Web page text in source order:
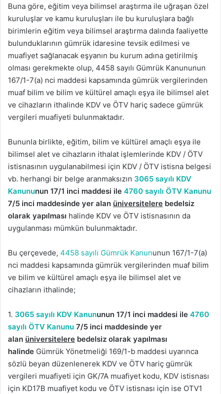
Buna göre, eğitim veya bilimsel araştırma ile uğraşan özel
kuruluşlar ve kamu kuruluşları ile bu kuruluşlara bağlı
birimlerin eğitim veya bilimsel araştırma dalında faaliyette
bulunduklarının gümrük idaresine tevsik edilmesi ve
muafiyet sağlanacak eşyanın bu kurum adına getirilmiş
olması gerekmekte olup, 4458 sayılı Gümrük Kanununun
167/1-7(a) nci maddesi kapsamında gümrük vergilerinden
muaf bilim ve bilim ve kültürel amaçlı eşya ile bilimsel alet
ve cihazların ithalinde KDV ve ÖTV hariç sadece gümrük
vergileri muafiyeti bulunmaktadır.
Bununla birlikte, eğitim, bilim ve kültürel amaçlı eşya ile
bilimsel alet ve cihazların ithalat işlemlerinde KDV / ÖTV
istisnasının uygulanabilmesi için KDV / ÖTV istisna belgesi
vb. herhangi bir belge aranmaksızın 3065 sayılı KDV
Kanununun 17/1 inci maddesi ile 4760 sayılı ÖTV Kanunu
7/5 inci maddesinde yer alan üniversitelere bedelsiz
olarak yapılması halinde KDV ve ÖTV istisnasının da
uygulanması mümkün bulunmaktadır.
Bu çerçevede, 4458 sayılı Gümrük Kanununun 167/1-7(a)
nci maddesi kapsamında gümrük vergilerinden muaf bilim
ve bilim ve kültürel amaçlı eşya ile bilimsel alet ve
cihazların ithalinde;
1. 3065 sayılı KDV Kanununun 17/1 inci maddesi ile 4760
sayılı ÖTV Kanunu 7/5 inci maddesinde yer
alan üniversitelere bedelsiz olarak yapılması
halinde Gümrük Yönetmeliği 169/1-b maddesi uyarınca
sözlü beyan düzenlenerek KDV ve ÖTV hariç gümrük
vergileri muafiyeti için GK/7A muafiyet kodu, KDV istisnası
için KD17B muafiyet kodu ve ÖTV istisnası için ise OTV1